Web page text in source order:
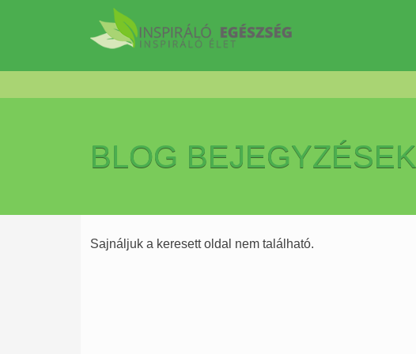
BLOG BEJEGYZÉSEK
Sajnáljuk a keresett oldal nem található.